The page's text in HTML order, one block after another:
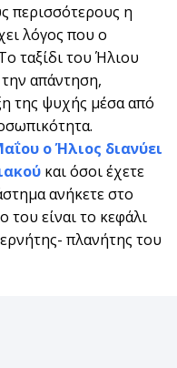
περισσότερους η
λόγος που ο
ταξίδι του Ήλιου
απάντηση,
της ψυχής μέσα από
ο Ήλιος διανύει
και όσοι έχετε
ανήκετε στο
του είναι το κεφάλι
πλανήτης του